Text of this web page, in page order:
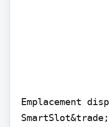
Emplacement